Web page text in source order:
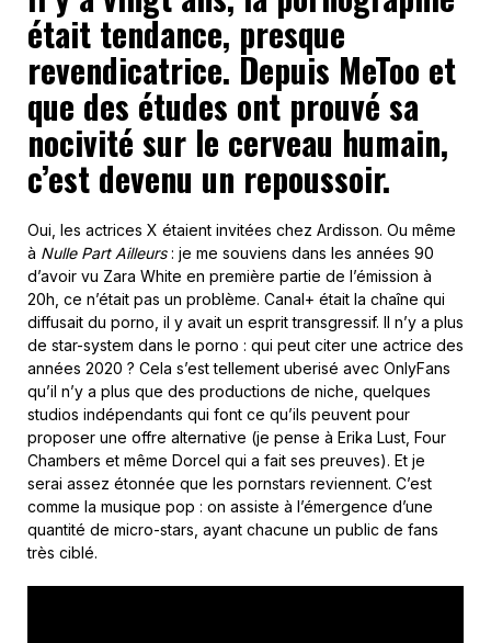
était tendance, presque
revendicatrice. Depuis MeToo et
que des études ont prouvé sa
nocivité sur le cerveau humain,
c’est devenu un repoussoir.
Oui, les actrices X étaient invitées chez Ardisson. Ou même
à Nulle Part Ailleurs: je me souviens dans les années 90
d’avoir vu Zara White en première partie de l’émission à
20h, ce n’était pas un problème. Canal+ était la chaîne qui
diffusait du porno, il y avait un esprit transgressif. Il n’y a plus
de star-system dans le porno : qui peut citer une actrice des
années 2020 ? Cela s’est tellement uberisé avec OnlyFans
qu’il n’y a plus que des productions de niche, quelques
studios indépendants qui font ce qu’ils peuvent pour
proposer une offre alternative (je pense à Erika Lust, Four
Chambers et même Dorcel qui a fait ses preuves). Et je
serai assez étonnée que les pornstars reviennent. C’est
comme la musique pop : on assiste à l’émergence d’une
quantité de micro-stars, ayant chacune un public de fans
très ciblé.